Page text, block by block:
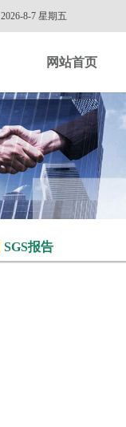
2026-8-7 星期五
网站首页
SGS报告